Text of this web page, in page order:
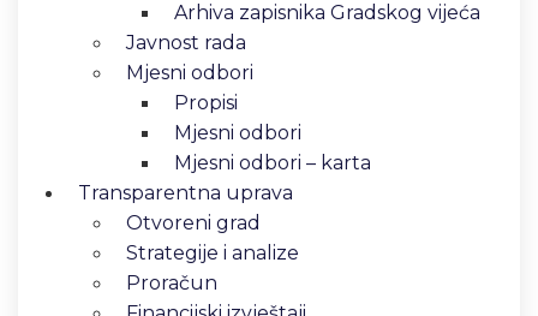
Arhiva zapisnika Gradskog vijeća
Javnost rada
Mjesni odbori
Propisi
Mjesni odbori
Mjesni odbori – karta
Transparentna uprava
Otvoreni grad
Strategije i analize
Proračun